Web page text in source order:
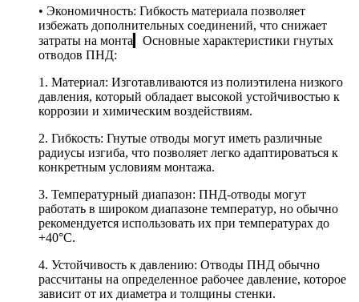
• Экономичность: Гибкость материала позволяет
избежать дополнительных соединений, что снижает
затраты на монта▎Основные характеристики гнутых
отводов ПНД:
1. Материал: Изготавливаются из полиэтилена низкого
давления, который обладает высокой устойчивостью к
коррозии и химическим воздействиям.
2. Гибкость: Гнутые отводы могут иметь различные
радиусы изгиба, что позволяет легко адаптироваться к
конкретным условиям монтажа.
3. Температурный диапазон: ПНД-отводы могут
работать в широком диапазоне температур, но обычно
рекомендуется использовать их при температурах до
+40°C.
4. Устойчивость к давлению: Отводы ПНД обычно
рассчитаны на определенное рабочее давление, которое
зависит от их диаметра и толщины стенки.